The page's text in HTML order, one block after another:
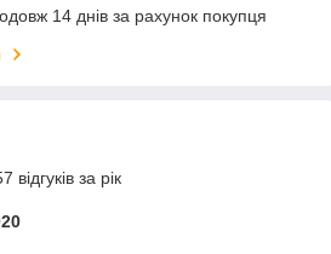
14 днів за рахунок покупця
за рік